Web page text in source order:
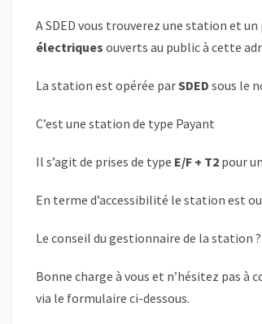
A SDED vous trouverez une station et
électriques ouverts au public à cette
La station est opérée parSDED sous le
C’est une station de type Payant
Il s’agit de prises de type E/F + T2 pour
En terme d’accessibilité le station est
Le conseil du gestionnaire de la station ?
Bonne charge à vous et n’hésitez pas
via le formulaire ci-dessous.